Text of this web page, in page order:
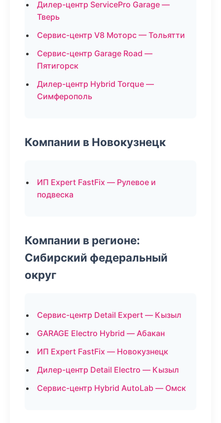
Дилер-центр ServicePro Garage —
Тверь
Сервис-центр V8 Моторс — Тольятти
Сервис-центр Garage Road —
Пятигорск
Дилер-центр Hybrid Torque —
Симферополь
Компании в Новокузнецк
ИП Expert FastFix — Рулевое и
подвеска
Компании в регионе:
Сибирский федеральный
округ
Сервис-центр Detail Expert — Кызыл
GARAGE Electro Hybrid — Абакан
ИП Expert FastFix — Новокузнецк
Дилер-центр Detail Electro — Кызыл
Сервис-центр Hybrid AutoLab — Омск